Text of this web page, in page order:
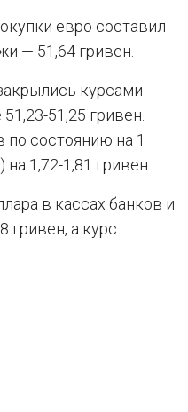
евро составил
— 51,64 гривен.
курсами
51,25 гривен.
состоянию на 1
1,72-1,81 гривен.
в кассах банков и
гривен, а курс